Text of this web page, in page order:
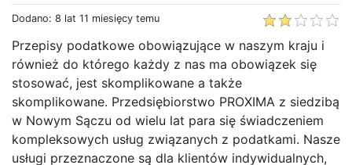
Dodano: 8 lat 11 miesięcy temu
Przepisy podatkowe obowiązujące w naszym kraju i
również do którego każdy z nas ma obowiązek się
stosować, jest skomplikowane a także
skomplikowane. Przedsiębiorstwo PROXIMA z siedzibą
w Nowym Sączu od wielu lat para się świadczeniem
kompleksowych usług związanych z podatkami. Nasze
usługi przeznaczone są dla klientów indywidualnych,